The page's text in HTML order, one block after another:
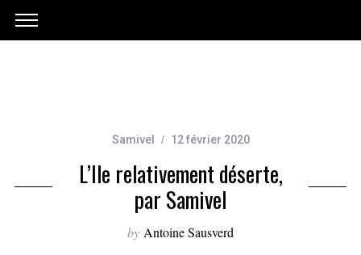
Samivel 12 février 2020
L’Ile relativement déserte,
par Samivel
by Antoine Sausverd